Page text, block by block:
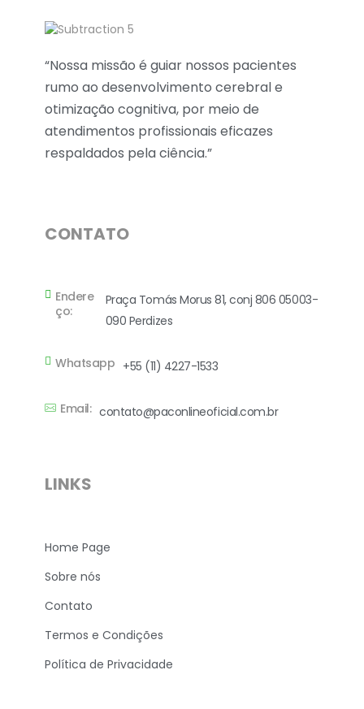
“Nossa missão é guiar nossos pacientes
rumo ao desenvolvimento cerebral e
otimização cognitiva, por meio de
atendimentos profissionais eficazes
respaldados pela ciência.”
CONTATO
Endere
ço:
Praça Tomás Morus 81, conj 806 05003-
090 Perdizes
Whatsapp +55 (11) 4227-1533
Email: contato@paconlineoficial.com.br
LINKS
Home Page
Sobre nós
Contato
Termos e Condições
Política de Privacidade